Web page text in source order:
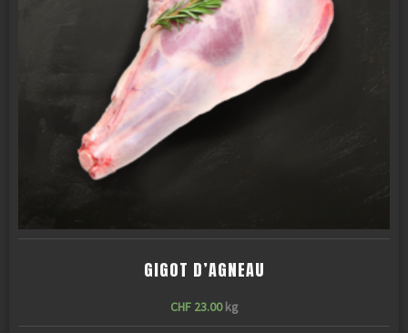
GIGOT D’AGNEAU
CHF23.00 kg